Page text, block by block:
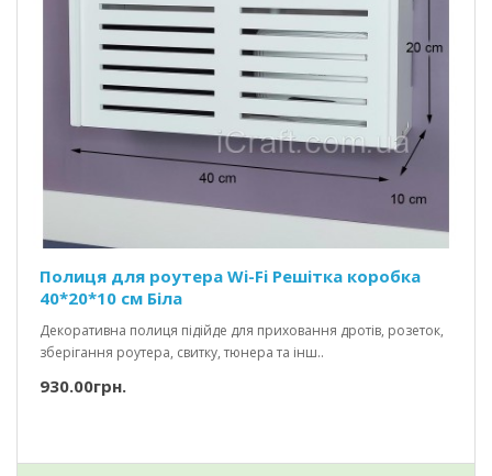
Полиця для роутера Wi-Fi Решітка коробка
40*20*10 см Біла
Декоративна полиця підійде для приховання дротів, розеток,
зберігання роутера, свитку, тюнера та інш..
930.00грн.